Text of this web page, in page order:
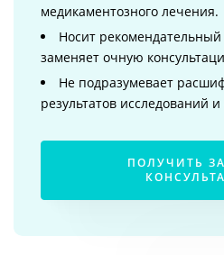
медикаментозного лечения.
Носит
заменяет очную
Не подразумевает
результатов исследований
ПОЛУЧИТЬ